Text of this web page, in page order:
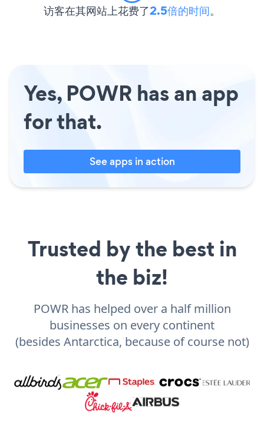
访客在其网站上花费了2.5倍的时间。
Yes, POWR has an app
for that.
See apps in action
Trusted by the best in
the biz!
POWR has helped over a half million
businesses on every continent
(besides Antarctica, because of course not)